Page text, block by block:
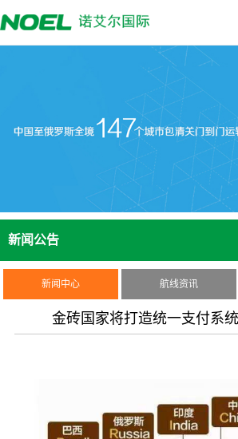
新闻公告
新闻中心 航线资讯
金砖国家将打造统一支付系